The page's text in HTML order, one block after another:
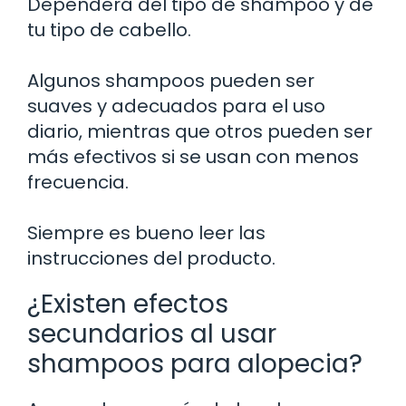
tu tipo de cabello.
Algunos shampoos pueden ser
suaves y adecuados para el uso
diario, mientras que otros pueden ser
más efectivos si se usan con menos
frecuencia.
Siempre es bueno leer las
instrucciones del producto.
¿Existen efectos
secundarios al usar
shampoos para alopecia?